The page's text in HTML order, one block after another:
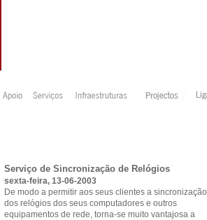
Serviço de Sincronização de Relógios
sexta-feira, 13-06-2003
De modo a permitir aos seus clientes a sincronização
dos relógios dos seus computadores e outros
equipamentos de rede, torna-se muito vantajosa a